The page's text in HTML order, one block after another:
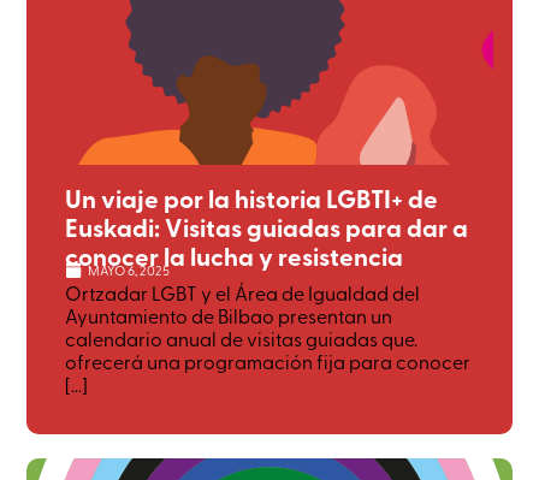
Un viaje por la historia LGBTI+ de
Euskadi: Visitas guiadas para dar a
conocer la lucha y resistencia
MAYO 6, 2025
Ortzadar LGBT y el Área de Igualdad del
Ayuntamiento de Bilbao presentan un
calendario anual de visitas guiadas que.
ofrecerá una programación fija para conocer
[...]